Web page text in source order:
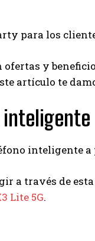
para los
y
artículo te
inteligente a
a través de
Lite 5G.